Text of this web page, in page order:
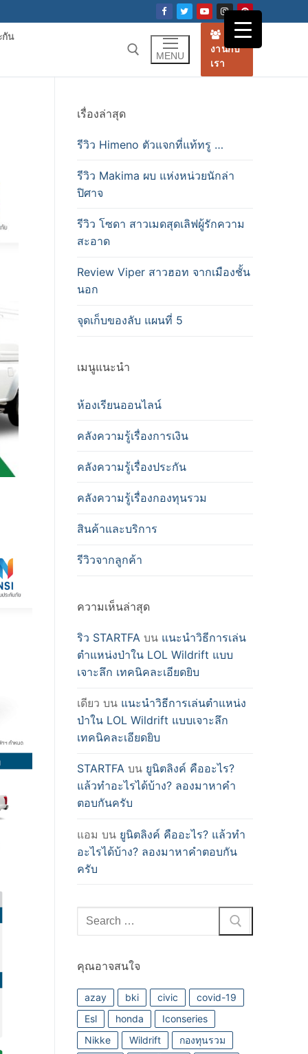
กัน
MENU
ร่วม
งานกับ
เรา
เรื่องล่าสุด
รีวิว Himeno ตัวแจกที่แท้ทรู …
รีวิว Makima ผบ แห่งหน่วยนักล่า
ปิศาจ
รีวิว โซดา สาวเมดสุดเลิฟผู้รักความ
สะอาด
Review Viper สาวฮอท จากเมืองชั้น
นอก
จุดเก็บของลับ แผนที่ 5
เมนูแนะนำ
ห้องเรียนออนไลน์
คลังความรู้เรื่องการเงิน
คลังความรู้เรื่องประกัน
คลังความรู้เรื่องกองทุนรวม
สินค้าและบริการ
รีวิวจากลูกค้า
ความเห็นล่าสุด
ริว STARTFA บน แนะนำวิธีการเล่น
ตำแหน่งป่าใน LOL Wildrift แบบ
เจาะลึก เทคนิคละเอียดยิบ
เดียว บน แนะนำวิธีการเล่นตำแหน่ง
ป่าใน LOL Wildrift แบบเจาะลึก
เทคนิคละเอียดยิบ
STARTFA บน ยูนิตลิงค์ คืออะไร?
แล้วทำอะไรได้บ้าง? ลองมาหาคำ
ตอบกันครับ
แอม บน ยูนิตลิงค์ คืออะไร? แล้วทำ
อะไรได้บ้าง? ลองมาหาคำตอบกัน
ครับ
Search
for:
คุณอาจสนใจ
azay bki civic
covid-19
Esl
honda
Iconseries
Nikke
Wildrift
กองทุนรวม